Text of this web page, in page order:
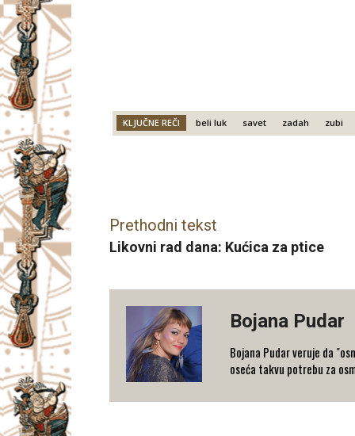
KLJUČNE REČI beli luk savet zadah zubi
Prethodni tekst
Likovni rad dana: Kućica za ptice
Bojana Pudar
Bojana Pudar veruje da
oseća takvu potrebu za